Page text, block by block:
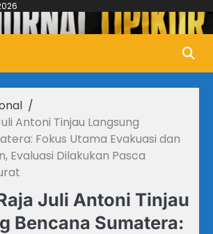
Antoni Tinjau Langsung
Fokus Utama Evakuasi dan
Evaluasi Dilakukan Pasca
Juli Antoni Tinjau
Bencana Sumatera: